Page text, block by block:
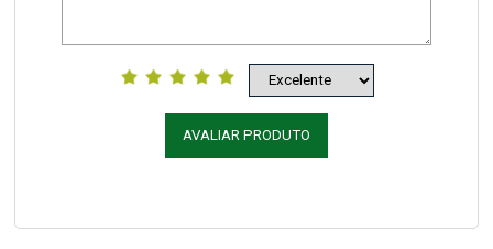
AVALIAR PRODUTO